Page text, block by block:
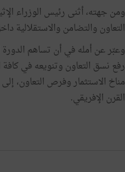
ومن جهته، أثنى رئيس الوزراء
التعاون والتضامن والاستقلالية
وعبّر عن أمله في أن تساهم الدورة
رفع نسق التعاون وتنويعه في كافة
مناخ الاستثمار وفرص التعاون،
القرن الإفريقي.